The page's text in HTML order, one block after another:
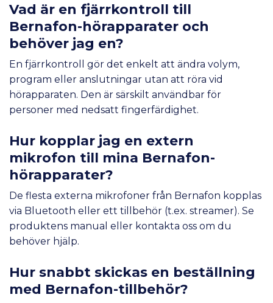
Vad är en fjärrkontroll till
Bernafon-hörapparater och
behöver jag en?
En fjärrkontroll gör det enkelt att ändra volym,
program eller anslutningar utan att röra vid
hörapparaten. Den är särskilt användbar för
personer med nedsatt fingerfärdighet.
Hur kopplar jag en extern
mikrofon till mina Bernafon-
hörapparater?
De flesta externa mikrofoner från Bernafon kopplas
via Bluetooth eller ett tillbehör (t.ex. streamer). Se
produktens manual eller kontakta oss om du
behöver hjälp.
Hur snabbt skickas en beställning
med Bernafon-tillbehör?